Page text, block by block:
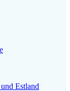
Estland